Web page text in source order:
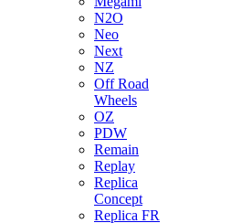
N2O
Neo
Next
NZ
Off Road
Wheels
OZ
PDW
Remain
Replay
Replica
Concept
Replica FR